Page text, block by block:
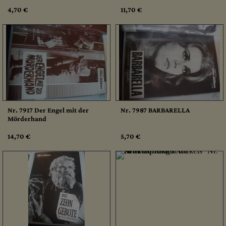
4,70 € 11,70 €
Nr. 7917 Der Engel mit der
Mörderhand
14,70 €
Nr. 7987 BARBARELLA
5,70 €